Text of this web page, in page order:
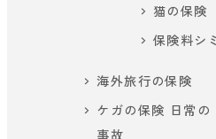
猫の保険
保険料シ
海外旅行の保険
ケガの保険 日常の
事故